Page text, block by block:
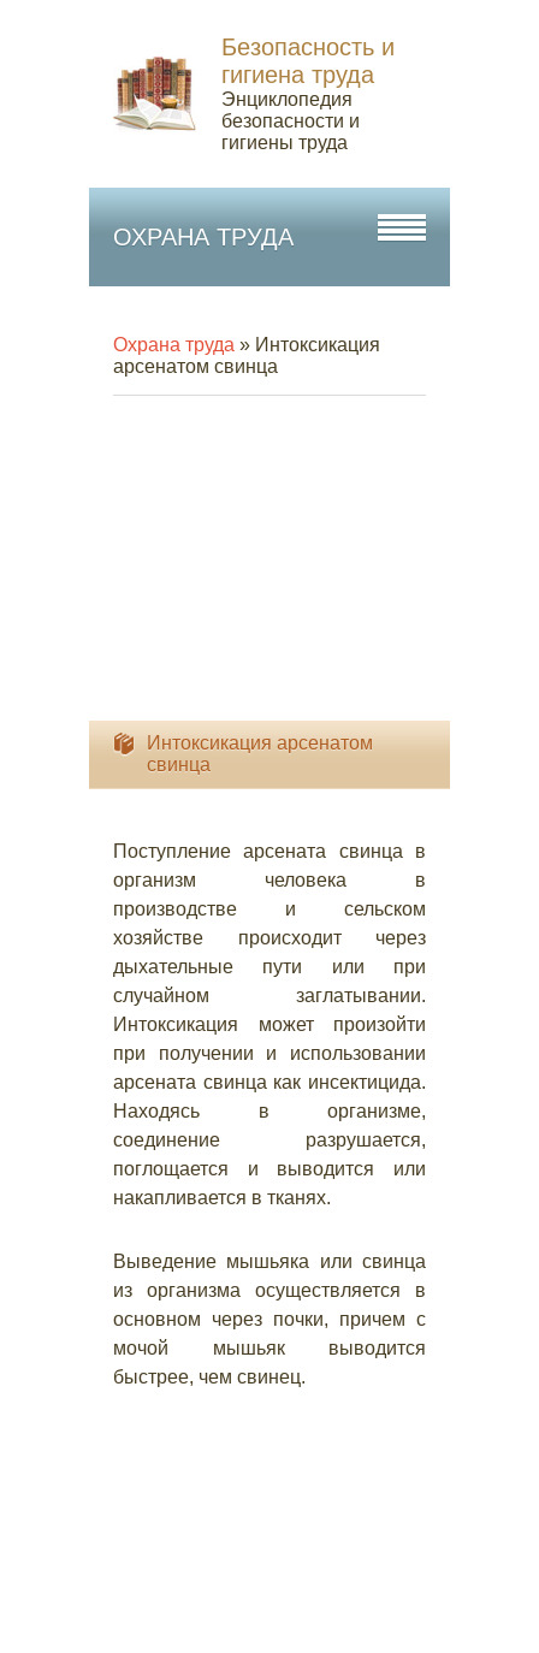
Безопасность и
гигиена труда
Энциклопедия
безопасности и
гигиены труда
ОХРАНА ТРУДА
Охрана труда » Интоксикация
арсенатом свинца
Интоксикация арсенатом
свинца
Поступление арсената свинца в
организм человека в
производстве и сельском
хозяйстве происходит через
дыхательные пути или при
случайном заглатывании.
Интоксикация может произойти
при получении и использовании
арсената свинца как инсектицида.
Находясь в организме,
соединение разрушается,
поглощается и выводится или
накапливается в тканях.
Выведение мышьяка или свинца
из организма осуществляется в
основном через почки, причем с
мочой мышьяк выводится
быстрее, чем свинец.